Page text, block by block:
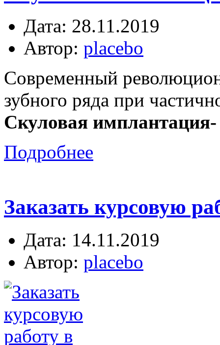
Дата: 28.11.2019
Автор: placebo
Современный
зубного ряда при
Скуловая
Подробнее
Заказать курсовую
Дата: 14.11.2019
Автор: placebo